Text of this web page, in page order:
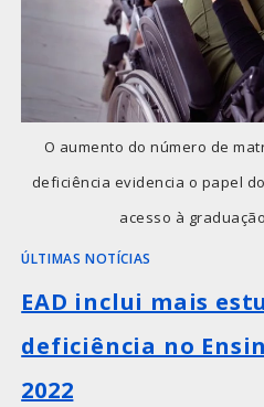
O aumento do número de
deficiência evidencia o papel
acesso à
ÚLTIMAS NOTÍCIAS
EAD inclui mais
deficiência no
2022